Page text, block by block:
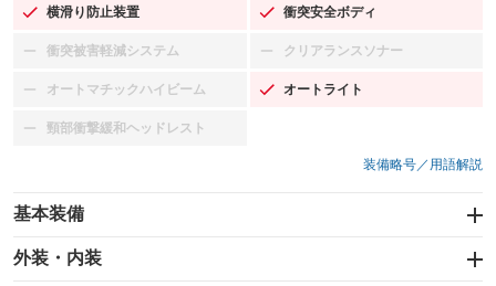
横滑り防止装置
：装備あり 衝突安全ボディ
：装備あり
衝突被害軽減システム
：装備なし クリアランスソナー
：装備なし
オートマチックハイビーム
：装備なし オートライト
：装備あり
頸部衝撃緩和ヘッドレスト
：装備なし
装備略号／用語解説
基本装備
エアバッグ：運転席/助手席
：装備あり
外装・内装